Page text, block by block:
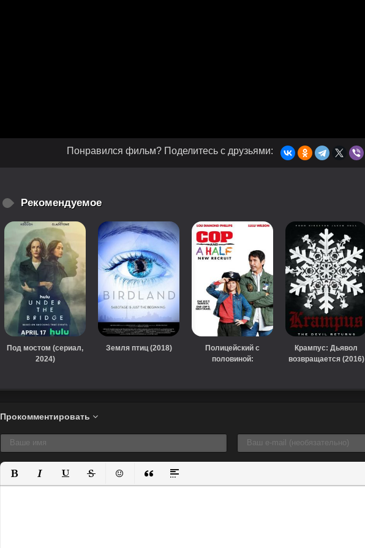
Понравился фильм? Поделитесь с друзьями:
Рекомендуемое
Под мостом (сериал,
2024)
Земля птиц (2018)
Полицейский с
половиной:
Крампус: Дьявол
возвращается (2016)
Прокомментировать
Полужирный
КурсивПодчеркнутый
ЗачеркнутыйВставить смайлик
Вставка цитаты
Вставка спойлера